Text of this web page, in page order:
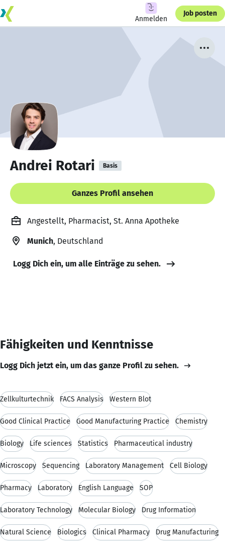
Anmelden
Job posten
Andrei Rotari Basis
Ganzes Profil ansehen
Angestellt, Pharmacist, St. Anna Apotheke
Munich, Deutschland
Logg Dich ein, um alle Einträge zu sehen.
Fähigkeiten und Kenntnisse
Logg Dich jetzt ein, um das ganze Profil zu sehen.
Zellkulturtechnik FACS Analysis Western Blot
Good Clinical Practice Good Manufacturing Practice Chemistry
Biology Life sciences Statistics Pharmaceutical industry
Microscopy Sequencing Laboratory Management Cell Biology
Pharmacy Laboratory English Language SOP
Laboratory Technology Molecular Biology Drug Information
Natural Science Biologics Clinical Pharmacy Drug Manufacturing